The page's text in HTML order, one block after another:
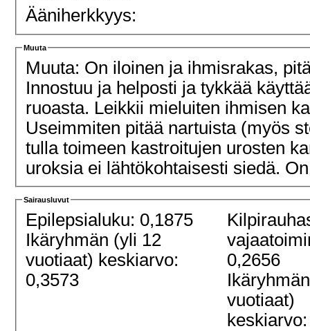
Ääniherkkyys:
Muuta
Muuta: On iloinen ja ihmisrakas,
Innostuu ja helposti ja tykkää
ruoasta. Leikkii mieluiten ihmisen
Useimmiten pitää nartuista (myös
tulla toimeen kastroitujen urosten
uroksia ei lähtökohtaisesti siedä.
Sairausluvut
Epilepsialuku: 0,1875
Ikäryhmän (yli 12
vuotiaat) keskiarvo:
0,3573
0,2656
vuotiaat)